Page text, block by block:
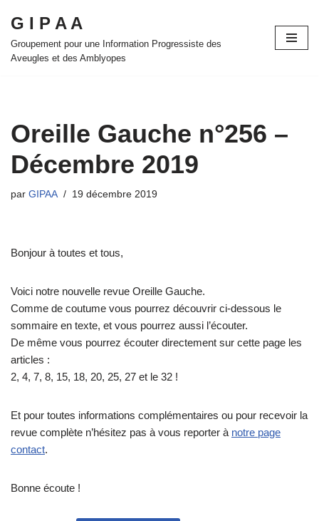
Aller
au
G I P A A
Groupement pour une Information Progressiste des
Aveugles et des Amblyopes
Oreille Gauche n°256 –
Décembre 2019
par GIPAA 19 décembre 2019
Bonjour à toutes et tous,
Voici notre nouvelle revue Oreille Gauche.
Comme de coutume vous pourrez découvrir ci-dessous le
sommaire en texte, et vous pourrez aussi l’écouter.
De même vous pourrez écouter directement sur cette page les
articles :
2, 4, 7, 8, 15, 18, 20, 25, 27 et le 32 !
Et pour toutes informations complémentaires ou pour recevoir la
revue complète n’hésitez pas à vous reporter à notre page
contact.
Bonne écoute !